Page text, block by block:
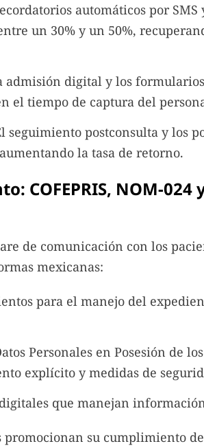
automáticos por SMS
un 30% y un 50%,
admisión digital y los
el tiempo de captura del
seguimiento postconsulta y los
la tasa de retorno.
COFEPRIS, NOM-024
de comunicación con los
mexicanas:
para el manejo del
Personales en Posesión de los
explícito y medidas de
que manejan
su cumplimiento